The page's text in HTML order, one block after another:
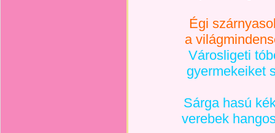
Égi
a
Városligeti
gyermekeiket
Sárga hasú
verebek